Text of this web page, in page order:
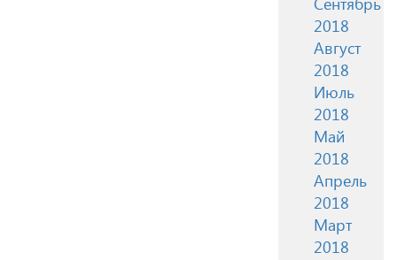
2018
Август
2018
Июль
2018
Май
2018
Апрель
2018
Март
2018